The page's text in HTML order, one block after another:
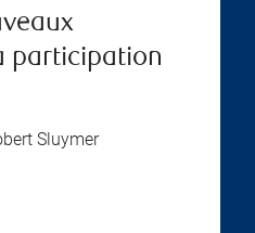
participation
Sluymer